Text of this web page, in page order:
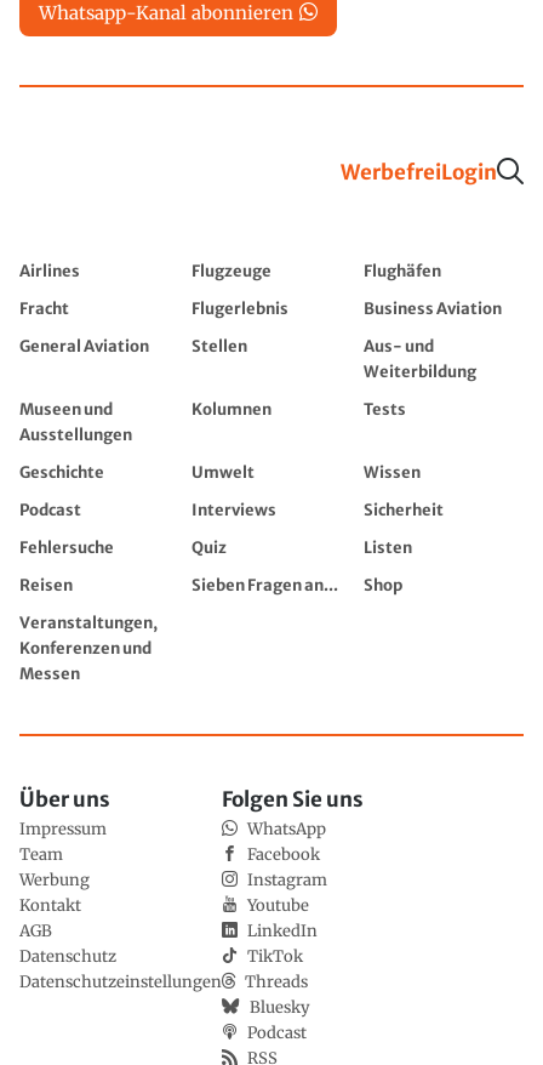
Whatsapp-Kanal abonnieren
WerbefreiLogin
Airlines Flugzeuge
Flughäfen
Fracht
Flugerlebnis
Business Aviation
General Aviation
Stellen
Aus- und
Weiterbildung
Museen und
Ausstellungen
Kolumnen Tests
Geschichte Umwelt
Wissen
Podcast
Interviews
Sicherheit
Fehlersuche
Quiz
Listen
Reisen
Sieben Fragen an...
Shop
Veranstaltungen,
Konferenzen und
Messen
Über uns
Impressum
Team
Werbung
Kontakt
AGB
Datenschutz
Datenschutzeinstellungen
Folgen Sie uns
WhatsApp
Facebook
Instagram
Youtube
LinkedIn
TikTok
Threads
Bluesky
Podcast
RSS